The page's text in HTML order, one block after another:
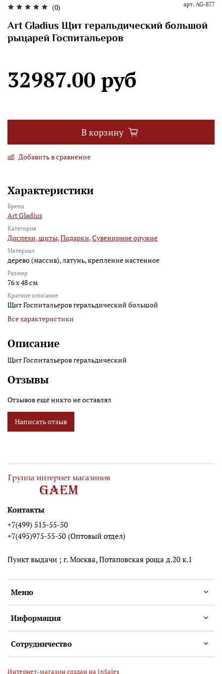
(0) арт. AG-877
Art Gladius Щит геральдический большой
рыцарей Госпитальеров
32987.00 руб
В корзину
Добавить в сравнение
Характеристики
Бренд
Art Gladius
Категория
Доспехи, щиты,Подарки,Сувенирное оружие
Материал
дерево (массив), латунь, крепление настенное
Размер
76 x 48 см
Краткое описание
Щит Госпитальеров геральдический большой
Все характеристики
Описание
Щит Госпитальеров геральдический
Отзывы
Отзывов еще никто не оставлял
Написать отзыв
Меню
Информация
Сотрудничество
Контакты
+7(499) 515-55-50
+7(495)975-55-50 (Оптовый отдел)
Пункт выдачи ; г. Москва, Потаповская роща д.20 к.1
Интернет-магазин создан на InSales